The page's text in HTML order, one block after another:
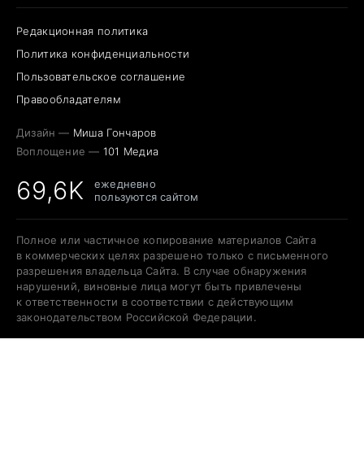
Редакционная политика
Политика конфиденциальности
Пользовательское соглашение
Правообладателям
Дизайн — Миша Гончаров
Воплощение — 101 Медиа
69,6K
ежедневно
пользуются сайтом
Полное или частичное копирование материалов Сайта
в коммерческих целях разрешено только с письменного
разрешения владельца Сайта. В случае обнаружения
нарушений, виновные лица могут быть привлечены
к ответственности в соответствии с действующим
законодательством Российской Федерации.